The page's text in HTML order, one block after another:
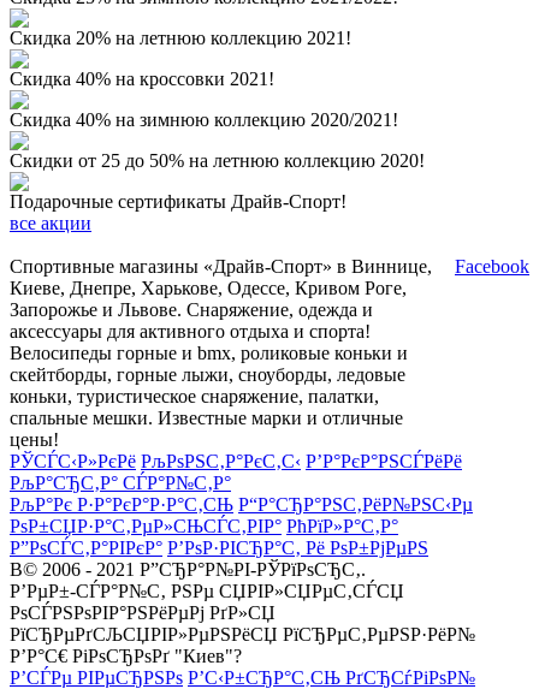
Скидка 20% на летнюю коллекцию 2021!
Скидка 40% на кроссовки 2021!
Скидка 40% на зимнюю коллекцию 2020/2021!
Скидки от 25 до 50% на летнюю коллекцию 2020!
Подарочные сертификаты Драйв-Спорт!
все акции
Спортивные магазины «Драйв-Спорт» в Виннице,
Киеве, Днепре, Харькове, Одессе, Кривом Роге,
Запорожье и Львове. Снаряжение, одежда и
аксессуары для активного отдыха и спорта!
Велосипеды горные и bmx, роликовые коньки и
скейтборды, горные лыжи, сноуборды, ледовые
коньки, туристическое снаряжение, палатки,
спальные мешки. Известные марки и отличные
цены!
Facebook
РЎСЃС‹Р»РєРё РљРѕРЅС‚Р°РєС‚С‹ Р’Р°РєР°РЅСЃРёРё
РљР°СЂС‚Р° СЃР°Р№С‚Р°
РљР°Рє Р·Р°РєР°Р·Р°С‚СЊ Р“Р°СЂР°РЅС‚РёР№РЅС‹Рµ
РѕР±СЏР·Р°С‚РµР»СЊСЃС‚РІР° РћРїР»Р°С‚Р°
Р”РѕСЃС‚Р°РІРєР° Р’РѕР·РІСЂР°С‚ Рё РѕР±РјРµРЅ
В© 2006 - 2021 Р”СЂР°Р№РІ-РЎРїРѕСЂС‚.
Р’РµР±-СЃР°Р№С‚ РЅРµ СЏРІР»СЏРµС‚СЃСЏ
РѕСЃРЅРѕРІР°РЅРёРµРј РґР»СЏ
РїСЂРµРґСЉСЏРІР»РµРЅРёСЏ РїСЂРµС‚РµРЅР·РёР№
Р’Р°С€ РіРѕСЂРѕРґ "Киев"?
Р’СЃРµ РІРµСЂРЅРѕ Р’С‹Р±СЂР°С‚СЊ РґСЂСѓРіРѕР№